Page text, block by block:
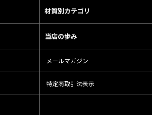
材質別カテゴリ
当店の歩み
メールマガジン
特定商取引法表示